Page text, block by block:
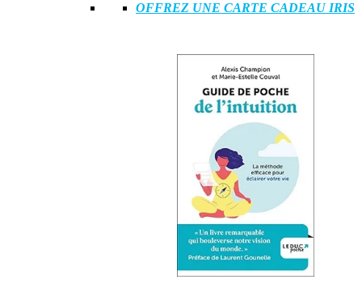
OFFREZ UNE CARTE CADEAU IRIS